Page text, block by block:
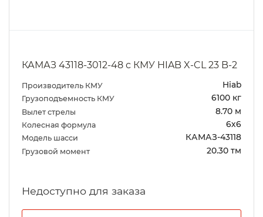
КАМАЗ 43118-3012-48 с КМУ HIAB X-CL 23 B-2
Производитель КМУ Hiab
Грузоподъемность КМУ 6100 кг
Вылет стрелы 8.70 м
Колесная формула 6х6
Модель шасси КАМАЗ-43118
Грузовой момент 20.30 тм